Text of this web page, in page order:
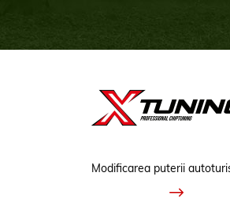
Modificarea puterii